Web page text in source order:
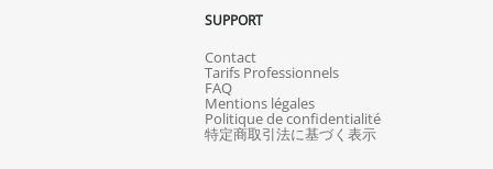
SUPPORT
Contact
Tarifs Professionnels
FAQ
Mentions légales
Politique de confidentialité
特定商取引法に基づく表示